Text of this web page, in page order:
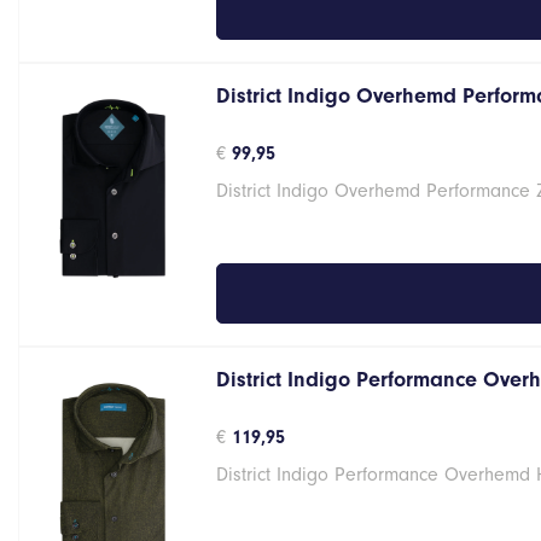
District Indigo Overhemd
€ 99,95
District Indigo Overhemd Performance
District Indigo Performance
€ 119,95
District Indigo Performance